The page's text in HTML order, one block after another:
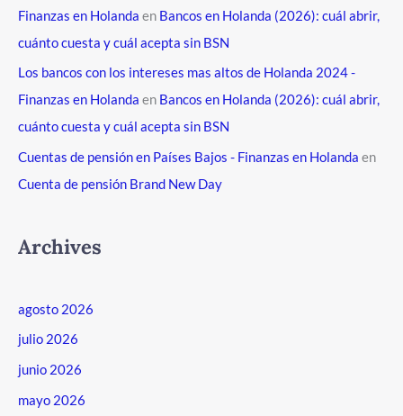
Finanzas en Holanda en Bancos en Holanda (2026): cuál abrir,
cuánto cuesta y cuál acepta sin BSN
Los bancos con los intereses mas altos de Holanda 2024 -
Finanzas en Holanda en Bancos en Holanda (2026): cuál abrir,
cuánto cuesta y cuál acepta sin BSN
Cuentas de pensión en Países Bajos - Finanzas en Holanda en
Cuenta de pensión Brand New Day
Archives
agosto 2026
julio 2026
junio 2026
mayo 2026